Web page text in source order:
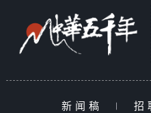
新闻稿 | 招